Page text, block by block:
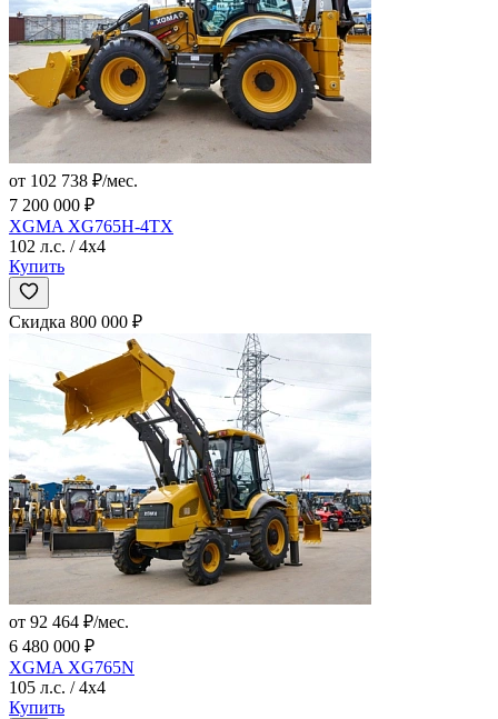
от 102 738 ₽/мес.
7 200 000 ₽
XGMA XG765H-4TX
102 л.с. / 4x4
Купить
Скидка 800 000 ₽
от 92 464 ₽/мес.
6 480 000 ₽
XGMA XG765N
105 л.с. / 4x4
Купить